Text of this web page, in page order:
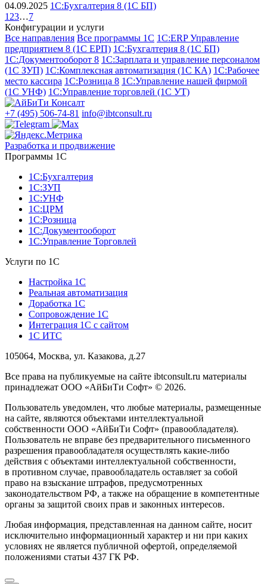
04.09.2025 1С:Бухгалтерия 8 (1С БП)
1 23…7
Конфигурации и услуги
Все направления Все программы 1С 1C:ERP Управление
предприятием 8 (1С ЕРП) 1С:Бухгалтерия 8 (1С БП)
1С:Документооборот 8 1С:Зарплата и управление персоналом
(1С ЗУП) 1С:Комплексная автоматизация (1С КА) 1С:Рабочее
место кассира 1С:Розница 8 1С:Управление нашей фирмой
(1С УНФ) 1С:Управление торговлей (1С УТ)
+7 (495) 506-74-81 info@ibtconsult.ru
Разработка и продвижение
Программы 1С
1С:Бухгалтерия
1С:ЗУП
1С:УНФ
1С:ЦРМ
1С:Розница
1С:Документооборот
1С:Управление Торговлей
Услуги по 1С
Настройка 1С
Реальная автоматизация
Доработка 1С
Сопровождение 1С
Интеграция 1С с сайтом
1С ИТС
105064, Москва, ул. Казакова, д.27
Все права на публикуемые на сайте ibtconsult.ru материалы
принадлежат ООО «АйБиТи Софт» © 2026.
Пользователь уведомлен, что любые материалы, размещенные
на сайте, являются объектами интеллектуальной
собственности ООО «АйБиТи Софт» (правообладателя).
Пользователь не вправе без предварительного письменного
разрешения правообладателя осуществлять какие-либо
действия с объектами интеллектуальной собственности,
в противном случае, правообладатель оставляет за собой
право на взыскание штрафов, предусмотренных
законодательством РФ, а также на обращение в компетентные
органы за защитой своих прав и законных интересов.
Любая информация, представленная на данном сайте, носит
исключительно информационный характер и ни при каких
условиях не является публичной офертой, определяемой
положениями статьи 437 ГК РФ.